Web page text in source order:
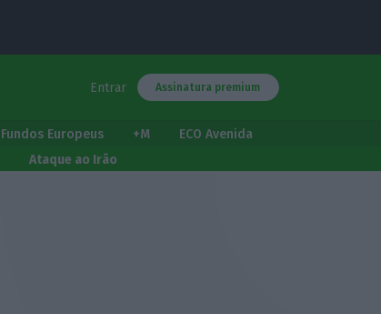
Entrar Assinatura premium
Fundos Europeus +M
ECO Avenida
Ataque ao Irão